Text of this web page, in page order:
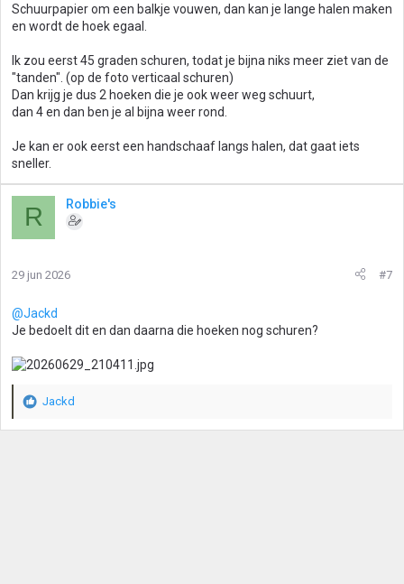
Schuurpapier om een balkje vouwen, dan kan je lange halen maken
en wordt de hoek egaal.
Ik zou eerst 45 graden schuren, todat je bijna niks meer ziet van de
"tanden". (op de foto verticaal schuren)
Dan krijg je dus 2 hoeken die je ook weer weg schuurt,
dan 4 en dan ben je al bijna weer rond.
Je kan er ook eerst een handschaaf langs halen, dat gaat iets
sneller.
R Robbie's
29 jun 2026 #7
@Jackd
Je bedoelt dit en dan daarna die hoeken nog schuren?
W
Jackd